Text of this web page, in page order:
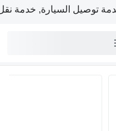
توصيل السيارة, خدمة